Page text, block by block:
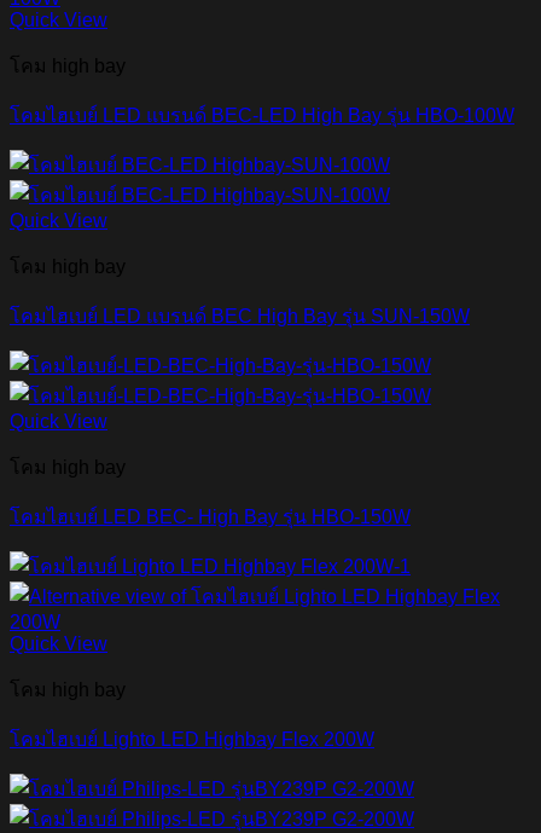
Quick View
โคม high bay
โคมไฮเบย์ LED แบรนด์ BEC-LED High Bay รุ่น HBO-100W
Quick View
โคม high bay
โคมไฮเบย์ LED แบรนด์ BEC High Bay รุ่น SUN-150W
Quick View
โคม high bay
โคมไฮเบย์ LED BEC- High Bay รุ่น HBO-150W
Quick View
โคม high bay
โคมไฮเบย์ Lighto LED Highbay Flex 200W